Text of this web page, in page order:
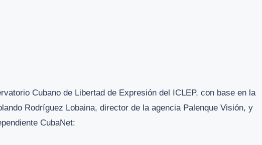
Cubano de Libertad de Expresión del ICLEP, con base en la
Rodríguez Lobaina, director de la agencia Palenque Visión, y
CubaNet: